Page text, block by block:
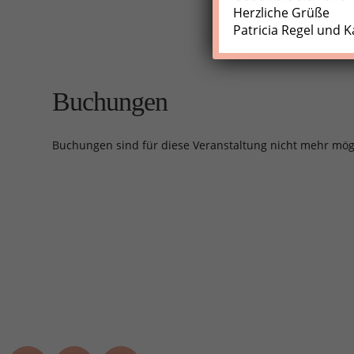
Buchungen
Buchungen sind für diese Veranstaltung nicht mehr
Herzliche Grüße
Patricia Regel und